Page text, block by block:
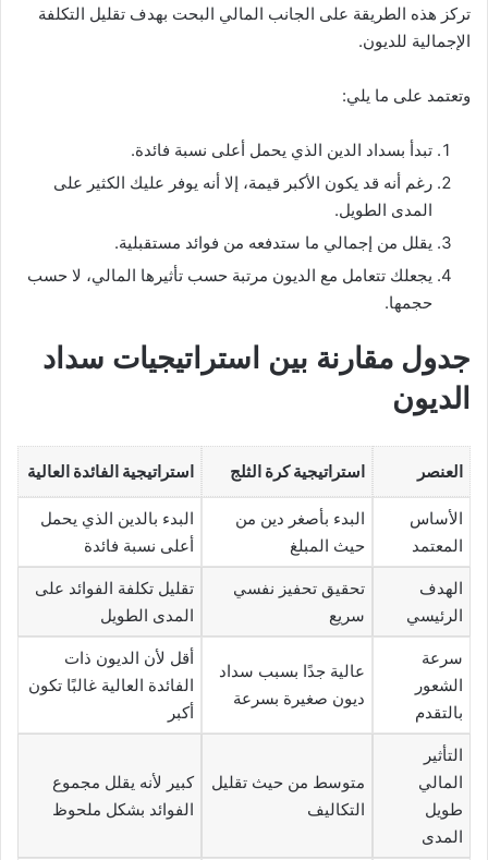
تركز هذه الطريقة على الجانب المالي البحت بهدف تقليل التكلفة
الإجمالية للديون.
وتعتمد على ما يلي:
تبدأ بسداد الدين الذي يحمل أعلى نسبة فائدة.
رغم أنه قد يكون الأكبر قيمة، إلا أنه يوفر عليك الكثير على
المدى الطويل.
يقلل من إجمالي ما ستدفعه من فوائد مستقبلية.
يجعلك تتعامل مع الديون مرتبة حسب تأثيرها المالي، لا حسب
حجمها.
جدول مقارنة بين استراتيجيات سداد
الديون
العنصر استراتيجية كرة الثلج استراتيجية الفائدة العالية
الأساس
المعتمد
البدء بأصغر دين من
حيث المبلغ
البدء بالدين الذي يحمل
أعلى نسبة فائدة
الهدف
الرئيسي
تحقيق تحفيز نفسي
سريع
تقليل تكلفة الفوائد على
المدى الطويل
سرعة
الشعور
بالتقدم
عالية جدًا بسبب سداد
ديون صغيرة بسرعة
أقل لأن الديون ذات
الفائدة العالية غالبًا تكون
أكبر
التأثير
المالي
طويل
المدى
متوسط من حيث تقليل
التكاليف
كبير لأنه يقلل مجموع
الفوائد بشكل ملحوظ